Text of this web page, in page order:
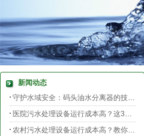
新闻动态
守护水域安全：码头油水分离器的技术升级与效能提升
医院污水处理设备运行成本高？这3个环节最烧钱
农村污水处理设备运行成本高？教你三招轻松降低运维费用！